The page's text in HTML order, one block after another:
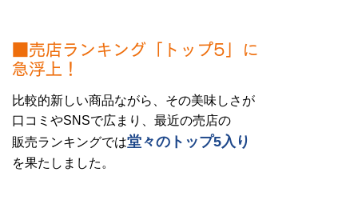
■売店ランキング「トップ5」に
急浮上！
比較的新しい商品ながら、その美味しさが
口コミやSNSで広まり、最近の売店の
販売ランキングでは堂々のトップ5入り
を果たしました。